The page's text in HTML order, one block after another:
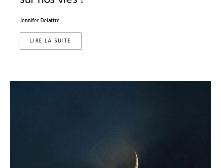
Jennifer Delattre
LIRE LA SUITE